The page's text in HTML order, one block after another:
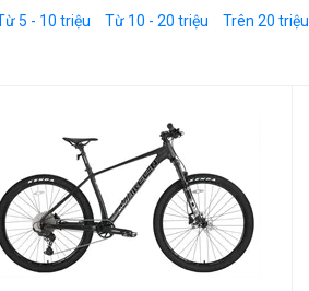
5 - 10 triệu Từ 10 - 20 triệu Trên 20 triệu